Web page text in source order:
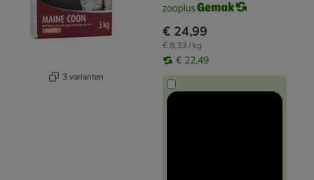
3 varianten
€ 24,99
€ 8,33 / kg
€ 22,49